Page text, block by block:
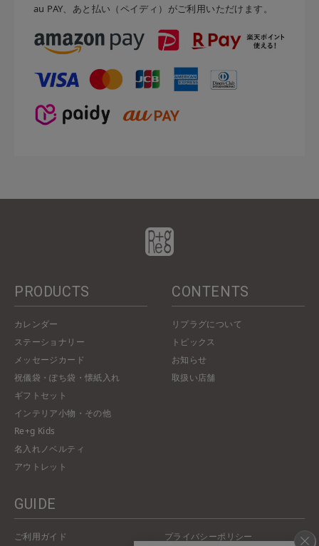
au PAY、あと払い（ペイディ）がご利用いただけます。
PRODUCTS
カレンダー
ステーショナリー
メッセージカード
祝儀袋・ぽち袋・懐紙入れ
ギフトセット
インテリア小物・その他
Re+g Kids
名入れノベルティ
アウトレット
CONTENTS
リプラグについて
トピックス
お知らせ
取扱い店舗
GUIDE
ご利用ガイド プライバシーポリシー